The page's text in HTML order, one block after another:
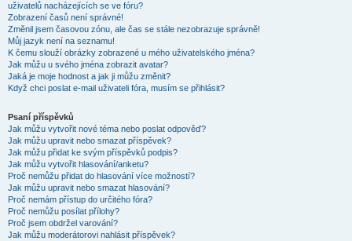
uživatelů nacházejících se ve fóru?
Zobrazení časů není správné!
Změnil jsem časovou zónu, ale čas se stále nezobrazuje správně!
Můj jazyk není na seznamu!
K čemu slouží obrázky zobrazené u mého uživatelského jména?
Jak můžu u svého jména zobrazit avatar?
Jaká je moje hodnost a jak ji můžu změnit?
Když chci poslat e-mail uživateli fóra, musím se přihlásit?
Psaní příspěvků
Jak můžu vytvořit nové téma nebo poslat odpověď?
Jak můžu upravit nebo smazat příspěvek?
Jak můžu přidat ke svým příspěvků podpis?
Jak můžu vytvořit hlasování/anketu?
Proč nemůžu přidat do hlasování více možností?
Jak můžu upravit nebo smazat hlasování?
Proč nemám přístup do určitého fóra?
Proč nemůžu posílat přílohy?
Proč jsem obdržel varování?
Jak můžu moderátorovi nahlásit příspěvek?